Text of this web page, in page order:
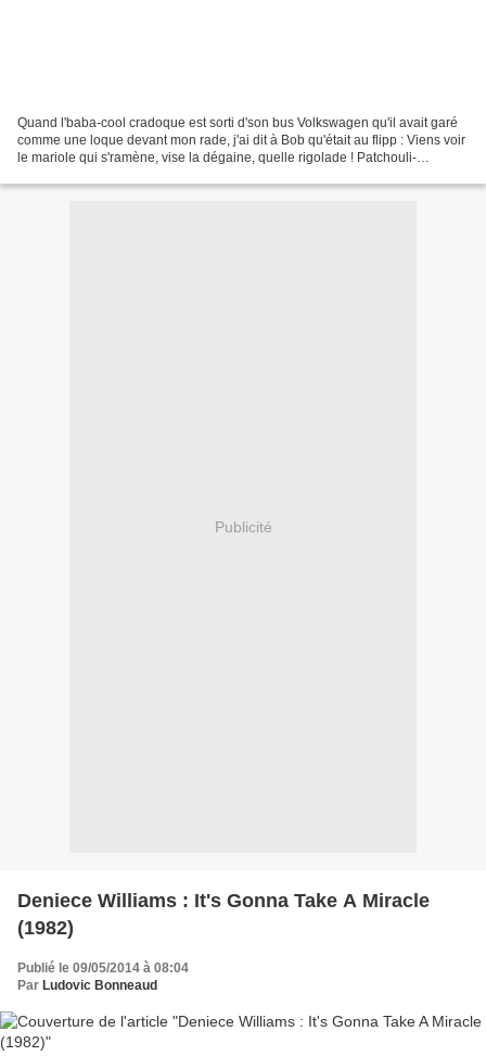
Quand l'baba-cool cradoque est sorti d'son bus Volkswagen qu'il avait garé
comme une loque devant mon rade, j'ai dit à Bob qu'était au flipp : Viens voir
le mariole qui s'ramène, vise la dégaine, quelle rigolade ! Patchouli-
Publicité
Deniece Williams : It's Gonna Take A Miracle
(1982)
Publié le 09/05/2014 à 08:04
Par Ludovic Bonneaud